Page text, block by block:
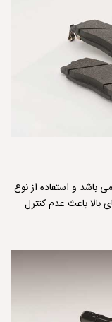
باشد و استفاده از نوع
بالا باعث عدم كنترل